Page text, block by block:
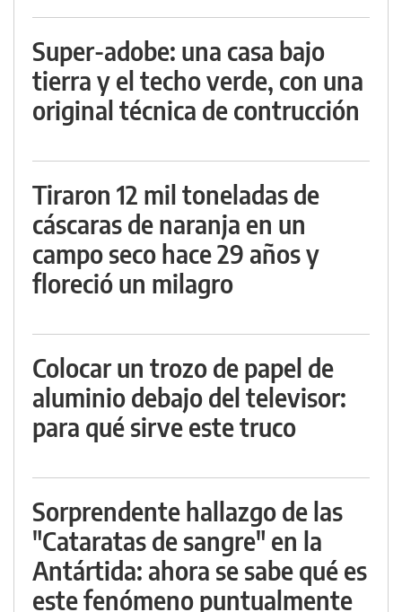
Super-adobe: una casa bajo
tierra y el techo verde, con una
original técnica de contrucción
Tiraron 12 mil toneladas de
cáscaras de naranja en un
campo seco hace 29 años y
floreció un milagro
Colocar un trozo de papel de
aluminio debajo del televisor:
para qué sirve este truco
Sorprendente hallazgo de las
"Cataratas de sangre" en la
Antártida: ahora se sabe qué es
este fenómeno puntualmente